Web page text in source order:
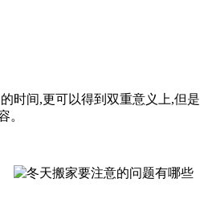
时间,更可以得到双重意义上,
。